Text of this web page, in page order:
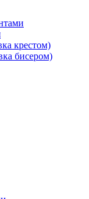
крестом)
бисером)